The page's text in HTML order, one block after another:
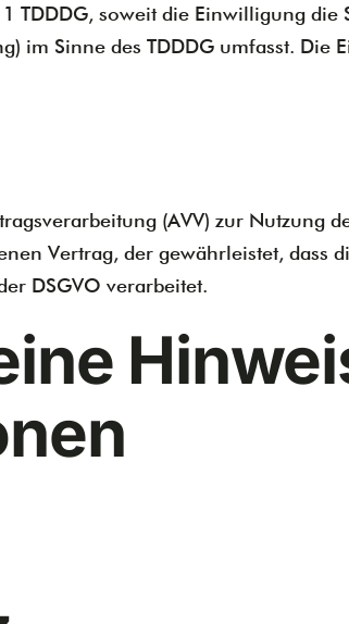
TDDDG, soweit die Einwilligung
im Sinne des TDDDG umfasst. Die
(AVV) zur Nutzung
Vertrag, der gewährleistet,
DSGVO verarbeitet.